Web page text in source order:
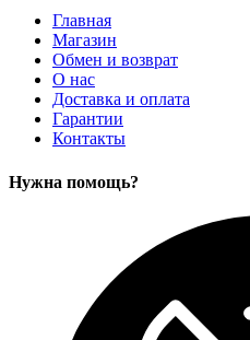
Главная
Магазин
Обмен и возврат
О нас
Доставка и оплата
Гарантии
Контакты
Нужна помощь?